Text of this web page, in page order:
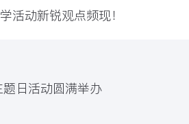
动新锐观点频现！
日活动圆满举办